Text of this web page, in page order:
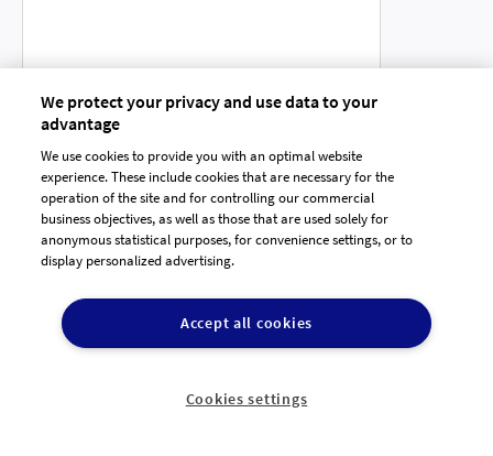
23
Entwürfe
8
Designer
designenlassen.de
Durchschnittlich 102 Design-Vorschläge
Kein Risiko: Wenn Dir kein Design gefällt, erhältst Du
We protect your privacy and use data to your
advantage
We use cookies to provide you with an optimal website
experience. These include cookies that are necessary for the
operation of the site and for controlling our commercial
business objectives, as well as those that are used solely for
anonymous statistical purposes, for convenience settings, or to
display personalized advertising.
Accept all cookies
Cookies settings